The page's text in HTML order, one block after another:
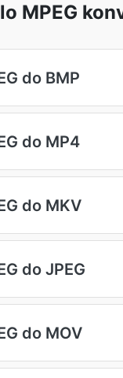
MPEG
do BMP
do MP4
do MKV
do JPEG
do MOV